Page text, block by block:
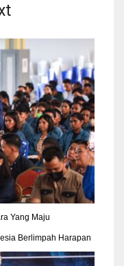
Yang Maju
Berlimpah Harapan